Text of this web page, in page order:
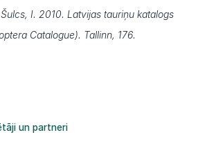
I. 2010. Latvijas tauriņu katalogs
Catalogue). Tallinn, 176.
un partneri